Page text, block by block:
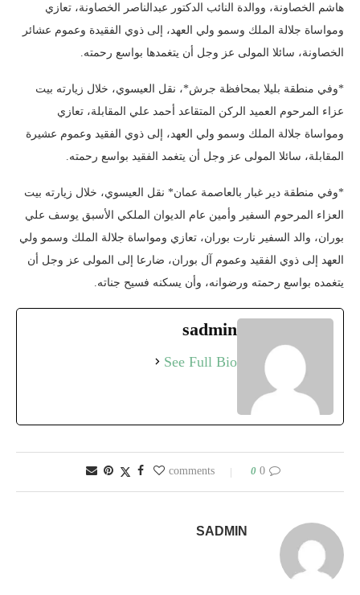
هاشم الخصاونة، ووالدة النائب الدكتور عبدالناصر الخصاونة، تعازي
ومواساة جلالة الملك وسمو ولي العهد، إلى ذوي الفقيدة وعموم عشائر
الخصاونة، سائلا المولى عز وجل أن يتغمدها بواسع رحمته.
*وفي منطقة بليلا بمحافظة جرش*، نقل العيسوي، خلال زيارته بيت
عزاء المرحوم العميد الركن المتقاعد أحمد علي المقابلة، تعازي
ومواساة جلالة الملك وسمو ولي العهد، إلى ذوي الفقيد وعموم عشيرة
المقابلة، سائلا المولى عز وجل أن يتغمد الفقيد بواسع رحمته.
*وفي منطقة دير غبار بالعاصمة عمان* نقل العيسوي، خلال زيارته بيت
العزاء المرحوم السفير وأمين عام الديوان الملكي الأسبق يوسف علي
بوران، والد السفير نارت بوران، تعازي ومواساة جلالة الملك وسمو ولي
العهد إلى ذوي الفقيد وعموم آل بوران، ضارعا إلى المولى عز وجل أن
يتغمده بواسع رحمته ورضوانه، وأن يسكنه فسيح جناته.
sadmin
See Full Bio
0 comments
0
SADMIN